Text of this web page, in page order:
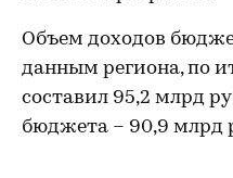
Объем доходов
данным региона, по
составил 95,2 млрд
бюджета – 90,9 млрд